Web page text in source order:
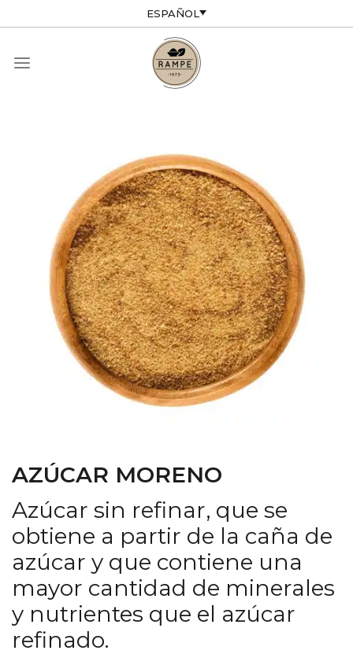
ESPAÑOL
AZÚCAR MORENO
Azúcar sin refinar, que se
obtiene a partir de la caña de
azúcar y que contiene una
mayor cantidad de minerales
y nutrientes que el azúcar
refinado.